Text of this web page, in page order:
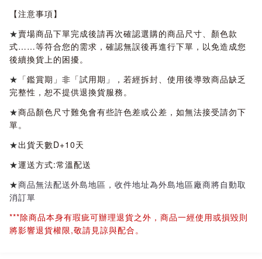
【注意事項】
★賣場商品下單完成後請再次確認選購的商品尺寸、顏色款
式……等符合您的需求，確認無誤後再進行下單，以免造成您
後續換貨上的困擾。
★ 「鑑賞期」非「試用期」，若經拆封、使用後導致商品缺乏
完整性，恕不提供退換貨服務。
★商品顏色尺寸難免會有些許色差或公差，如無法接受請勿下
單。
★出貨天數D+10天
★運送方式:常溫配送
★商品無法配送外島地區，收件地址為外島地區廠商將自動取
消訂單
***除商品本身有瑕疵可辦理退貨之外，商品一經使用或損毀則
將影響退貨權限,敬請見諒與配合。